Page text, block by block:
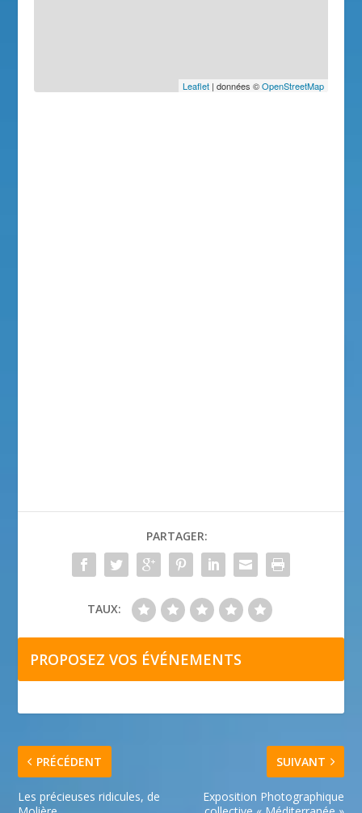
Leaflet| données ©OpenStreetMap
PARTAGER:
TAUX:
PROPOSEZ VOS ÉVÉNEMENTS
PRÉCÉDENT
Les précieuses ridicules, de
SUIVANT
Exposition Photographique